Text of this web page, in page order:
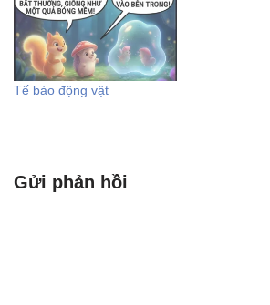
Tế bào động vật
Gửi phản hồi